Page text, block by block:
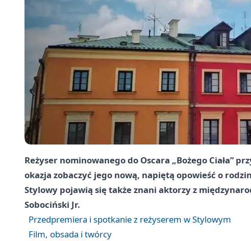
Reżyser nominowanego do Oscara „Bożego Ciała”
okazja zobaczyć jego nową, napiętą opowieść o
Stylowy pojawią się także znani aktorzy z
Sobociński Jr.
Przedpremiera i spotkanie z reżyserem w Stylowym
Film, obsada i twórcy